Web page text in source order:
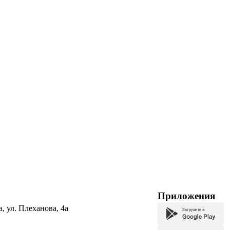
ул. Плеханова, 4а
Приложения